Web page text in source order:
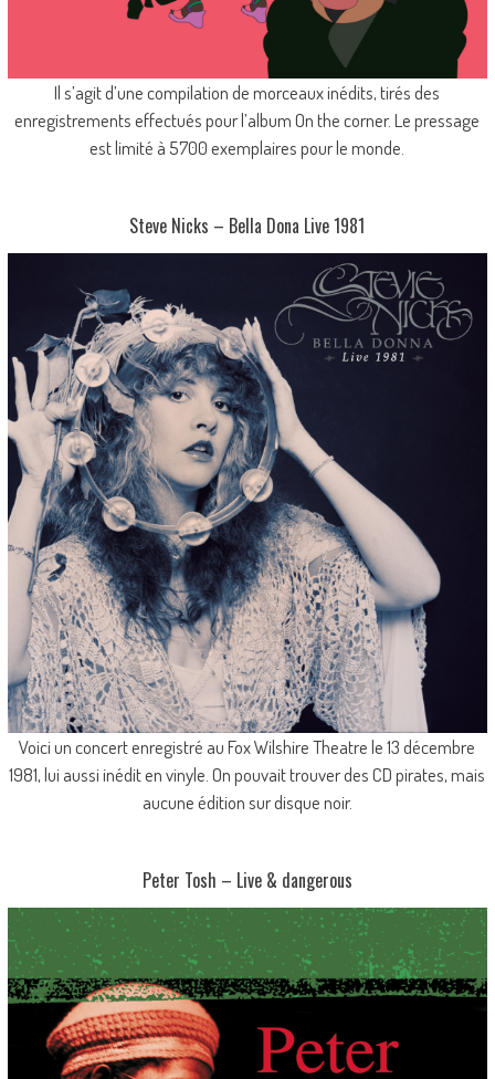
Il s’agit d’une compilation de morceaux inédits, tirés des
enregistrements effectués pour l’album On the corner. Le pressage
est limité à 5700 exemplaires pour le monde.
Steve Nicks – Bella Dona Live 1981
Voici un concert enregistré au Fox Wilshire Theatre le 13 décembre
1981, lui aussi inédit en vinyle. On pouvait trouver des CD pirates, mais
aucune édition sur disque noir.
Peter Tosh – Live & dangerous